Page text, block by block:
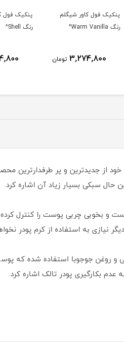
پنکیک فول کاور شیگلم
رنگ Shell^
3,274,800 تومان
پنکیک فول
رنگ Nude^
از جدیدترین و پر طرفدارترین
سبکی بسیار زیاد آن اشاره کرد.
و بخوبی چربی پوست را کنترل
نیازی به استفاده از کرم پودر
و روغن جوجوبا استفاده شده که
عدم بکارگیری پودر تالک اشاره کرد.